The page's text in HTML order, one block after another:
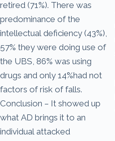
retired (71%). There was
predominance of the
intellectual deficiency (43%),
57% they were doing use of
the UBS, 86% was using
drugs and only 14%had not
factors of risk of falls.
Conclusion – It showed up
what AD brings it to an
individual attacked